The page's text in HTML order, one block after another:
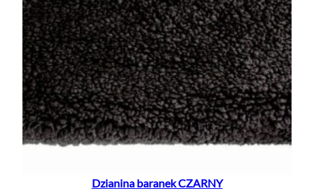
Dzianina baranek CZARNY